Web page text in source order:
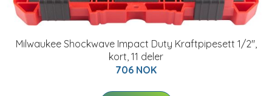
Milwaukee Shockwave Impact Duty Kraftpipesett 1/2",
kort, 11 deler
706 NOK